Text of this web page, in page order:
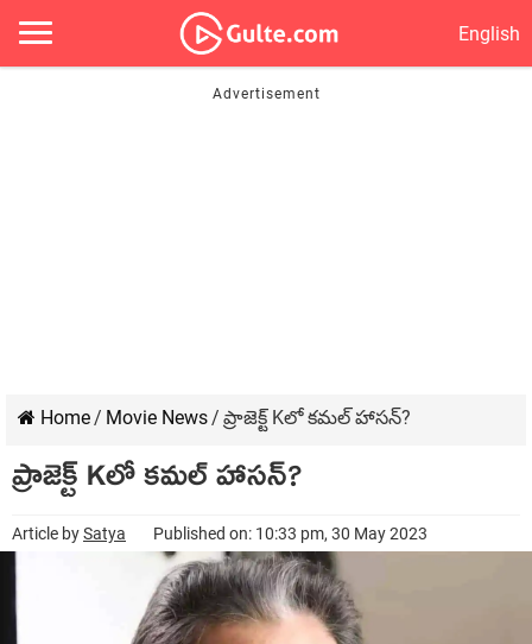
English
Home/ Movie News/ ప్రాజెక్ట్ Kలో కమల్ హాసన్?
ప్రాజెక్ట్ Kలో కమల్ హాసన్?
Article bySatya Published on: 10:33 pm, 30 May 2023